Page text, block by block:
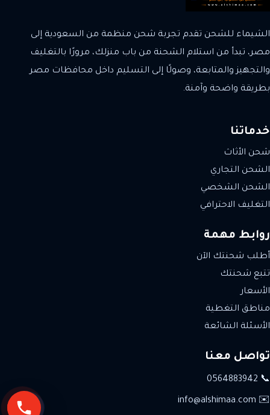
الشيماء للشحن تقدم تجربة شحن منظمة من السعودية إلى
مصر، تبدأ من استلام الشحنة من باب منزلك، مرورًا بالتغليف
والتجهيز والمتابعة، وصولًا إلى التسليم داخل محافظات مصر
بطريقة واضحة وآمنة.
خدماتنا
شحن الأثاث
الشحن التجاري
الشحن الشخصي
التغليف الاحترافي
روابط مهمة
أطلب شحنتك الآن
تتبع شحنتك
الأسعار
مناطق التغطية
الأسئلة الشائعة
تواصل معنا
📞 0564883942
✉️ info@alshimaa.com